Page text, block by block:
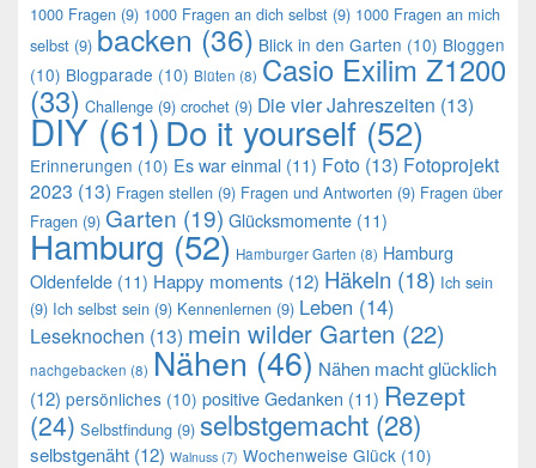
1000 Fragen (9) 1000 Fragen an dich selbst (9) 1000 Fragen an mich
selbst (9) backen (36) Blick in den Garten (10) Bloggen
(10) Blogparade (10) Blüten (8) Casio Exilim Z1200
(33) Challenge (9) crochet (9) Die vier Jahreszeiten (13)
DIY (61)Do it yourself (52)
Erinnerungen (10) Es war einmal (11) Foto (13) Fotoprojekt
2023 (13) Fragen stellen (9) Fragen und Antworten (9) Fragen über
Fragen (9) Garten (19) Glücksmomente (11)
Hamburg (52) Hamburger Garten (8) Hamburg
Oldenfelde (11) Happy moments (12) Häkeln (18) Ich sein
(9) Ich selbst sein (9) Kennenlernen (9) Leben (14)
Leseknochen (13) mein wilder Garten (22)
nachgebacken (8) Nähen (46) Nähen macht glücklich
(12) persönliches (10) positive Gedanken (11) Rezept
(24) Selbstfindung (9) selbstgemacht (28)
selbstgenäht (12) Walnuss (7) Wochenweise Glück (10)